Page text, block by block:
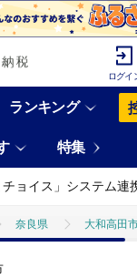
ログイ
ランキング
特集
チョイス」システム連
奈良県 大和高田